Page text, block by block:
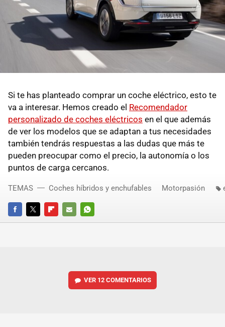
Si te has planteado comprar un coche eléctrico, esto te
va a interesar. Hemos creado el Recomendador
personalizado de coches eléctricos en el que además
de ver los modelos que se adaptan a tus necesidades
también tendrás respuestas a las dudas que más te
pueden preocupar como el precio, la autonomía o los
puntos de carga cercanos.
FACEBOOKTWITTERFLIPBOARD
E-
WHATSAPP
TEMAS Coches híbridos y enchufables Motorpasión
VER 12 COMENTARIOS